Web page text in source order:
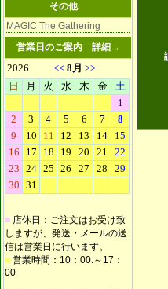
その他
MAGIC The Gathering
営業日のご案内 詳細→
■ 店休日：ご注文はお受け致
しますが、発送・メールの送
信は営業日に行います。
■ 営業時間：10：00.～17：
00